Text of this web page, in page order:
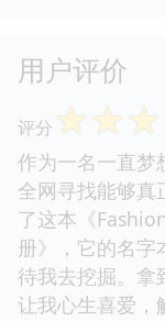
用户评价
评分 ☆☆☆
作为一名一直梦
全网寻找能够真
了这本《
册》，它的名字
待我去挖掘。拿
让我心生喜爱，